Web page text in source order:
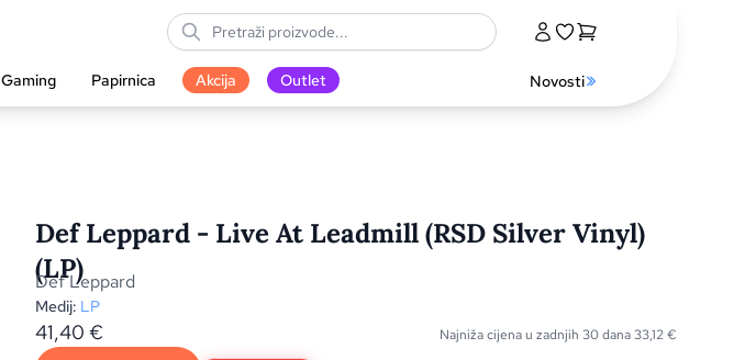
Gaming Papirnica Akcija Outlet Novosti
Def Leppard - Live At Leadmill (RSD Silver Vinyl)
(LP)
Def Leppard
Medij: LP
41,40 € Najniža cijena u zadnjih 30 dana33,12€